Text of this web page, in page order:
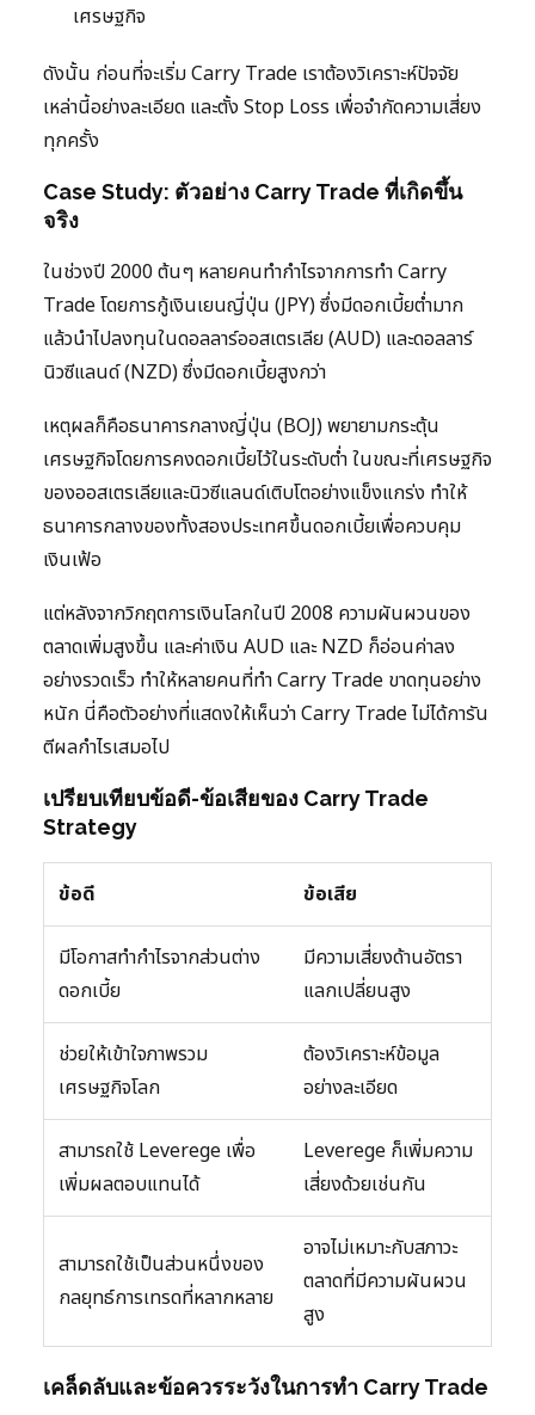
เศรษฐกิจ
ดังนั้น ก่อนที่จะเริ่ม Carry Trade เราต้องวิเคราะห์ปัจจัย
เหล่านี้อย่างละเอียด และตั้ง Stop Loss เพื่อจำกัดความเสี่ยง
ทุกครั้ง
Case Study: ตัวอย่าง Carry Trade ที่เกิดขึ้น
จริง
ในช่วงปี 2000 ต้นๆ หลายคนทำกำไรจากการทำ Carry
Trade โดยการกู้เงินเยนญี่ปุ่น (JPY) ซึ่งมีดอกเบี้ยต่ำมาก
แล้วนำไปลงทุนในดอลลาร์ออสเตรเลีย (AUD) และดอลลาร์
นิวซีแลนด์ (NZD) ซึ่งมีดอกเบี้ยสูงกว่า
เหตุผลก็คือธนาคารกลางญี่ปุ่น (BOJ) พยายามกระตุ้น
เศรษฐกิจโดยการคงดอกเบี้ยไว้ในระดับต่ำ ในขณะที่เศรษฐกิจ
ของออสเตรเลียและนิวซีแลนด์เติบโตอย่างแข็งแกร่ง ทำให้
ธนาคารกลางของทั้งสองประเทศขึ้นดอกเบี้ยเพื่อควบคุม
เงินเฟ้อ
แต่หลังจากวิกฤตการเงินโลกในปี 2008 ความผันผวนของ
ตลาดเพิ่มสูงขึ้น และค่าเงิน AUD และ NZD ก็อ่อนค่าลง
อย่างรวดเร็ว ทำให้หลายคนที่ทำ Carry Trade ขาดทุนอย่าง
หนัก นี่คือตัวอย่างที่แสดงให้เห็นว่า Carry Trade ไม่ได้การัน
ตีผลกำไรเสมอไป
เปรียบเทียบข้อดี-ข้อเสียของ Carry Trade
Strategy
ข้อดี ข้อเสีย
มีโอกาสทำกำไรจากส่วนต่าง
ดอกเบี้ย
มีความเสี่ยงด้านอัตรา
แลกเปลี่ยนสูง
ช่วยให้เข้าใจภาพรวม
เศรษฐกิจโลก
ต้องวิเคราะห์ข้อมูล
อย่างละเอียด
สามารถใช้ Leverege เพื่อ
เพิ่มผลตอบแทนได้
Leverege ก็เพิ่มความ
เสี่ยงด้วยเช่นกัน
สามารถใช้เป็นส่วนหนึ่งของ
กลยุทธ์การเทรดที่หลากหลาย
อาจไม่เหมาะกับสภาวะ
ตลาดที่มีความผันผวน
สูง
เคล็ดลับและข้อควรระวังในการทำ Carry Trade